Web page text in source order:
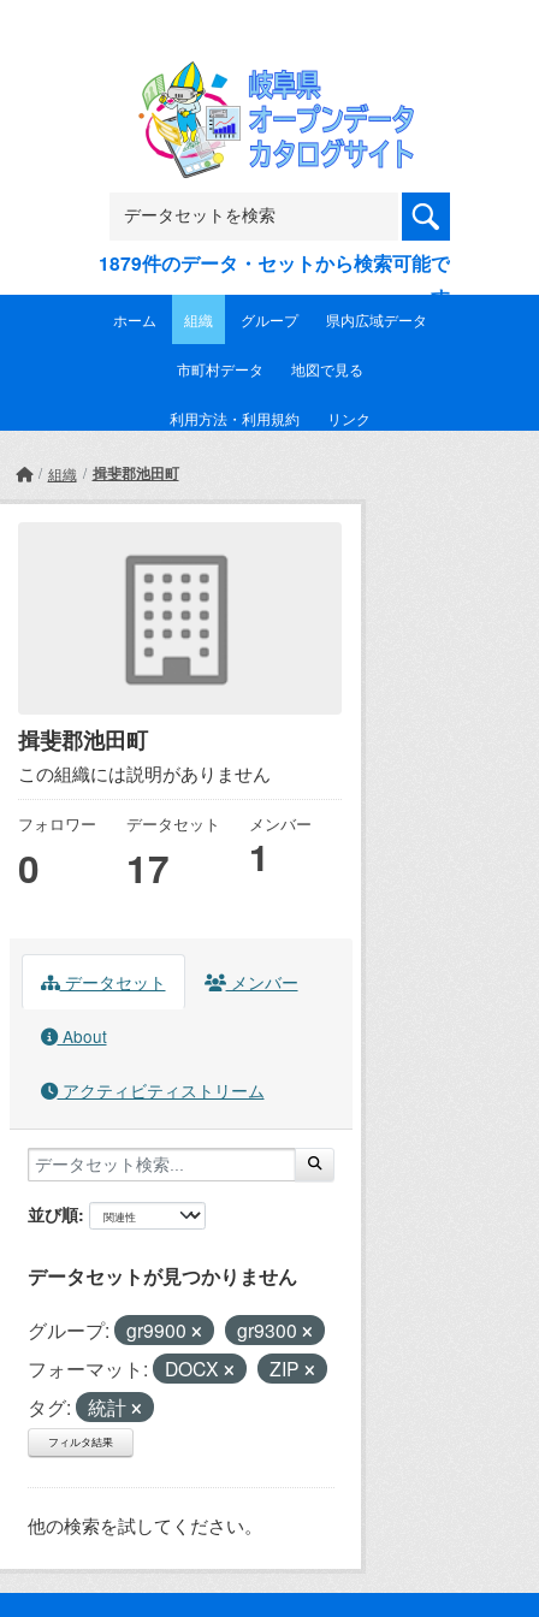
1879件のデータ・セットから検索可能で
す
ホーム 組織 グループ 県内広域データ
市町村データ 地図で見る
利用方法・利用規約 リンク
組織 揖斐郡池田町
揖斐郡池田町
この組織には説明がありません
フォロワー
0
データセット
17
メンバー
1
データセット メンバー
About
アクティビティストリーム
並び順
データセットが見つかりません
グループ: gr9900
gr9300
フォーマット:
DOCX
ZIP
タグ:
統計
フィルタ結果
他の検索を試してください。